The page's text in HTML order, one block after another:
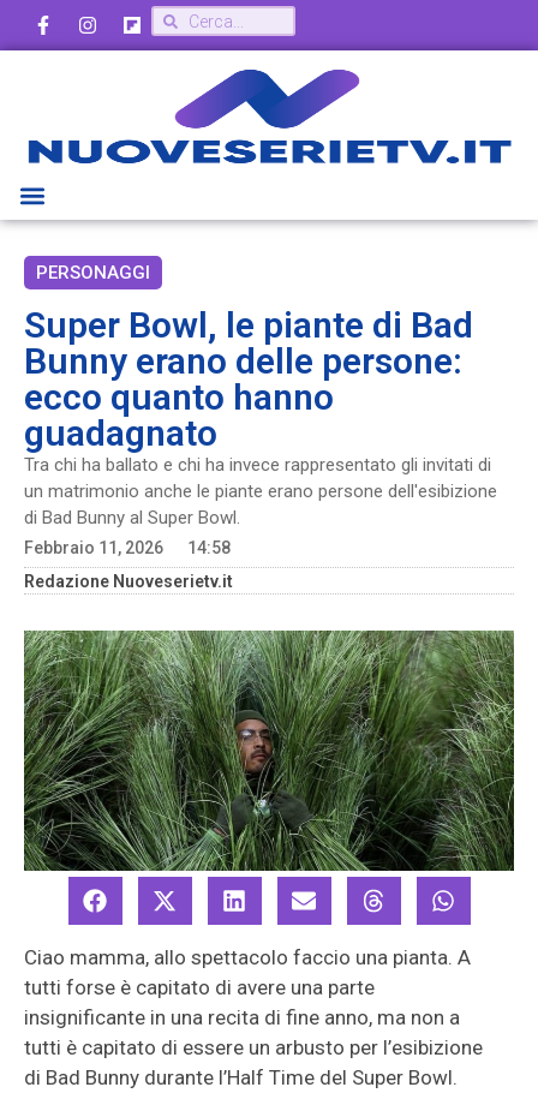
PERSONAGGI
Super Bowl, le piante di Bad
Bunny erano delle persone:
ecco quanto hanno
guadagnato
Tra chi ha ballato e chi ha invece rappresentato gli invitati di
un matrimonio anche le piante erano persone dell'esibizione
di Bad Bunny al Super Bowl.
Febbraio 11, 2026
14:58
Redazione Nuoveserietv.it
Ciao mamma, allo spettacolo faccio una pianta. A
tutti forse è capitato di avere una parte
insignificante in una recita di fine anno, ma non a
tutti è capitato di essere un arbusto per l’esibizione
di Bad Bunny durante l’Half Time del Super Bowl.